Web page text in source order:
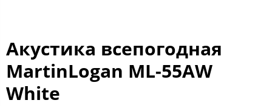
Акустика всепогодная
MartinLogan ML-55AW
White